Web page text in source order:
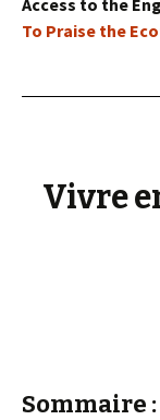
Access to the
To Praise the
Vivre
Sommaire :